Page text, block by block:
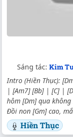
Sáng tác: Kim
Intro (Hiền Thục):
| [Am7] [Bb] | [C] |
hôm [Dm] qua
Đồi non [Gm] cao,
Hiền Thục